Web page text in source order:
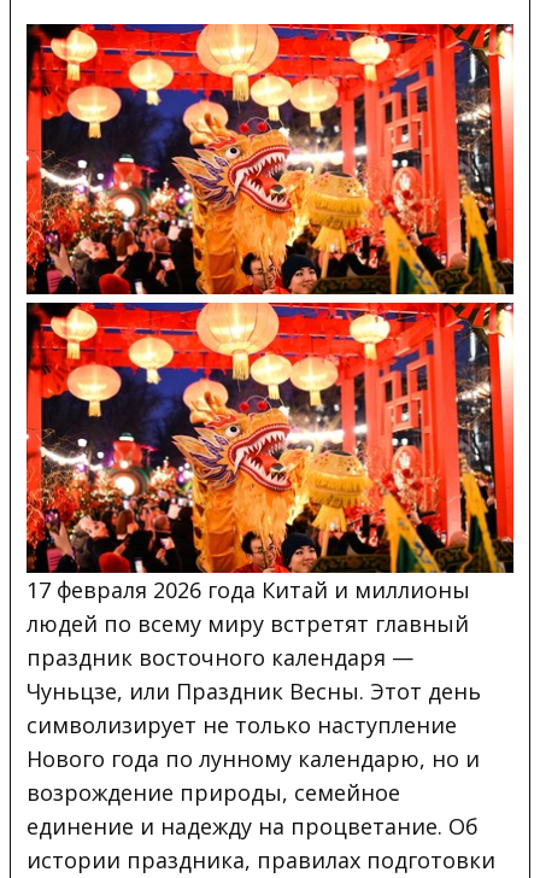
17 февраля 2026 года Китай и миллионы
людей по всему миру встретят главный
праздник восточного календаря —
Чуньцзе, или Праздник Весны. Этот день
символизирует не только наступление
Нового года по лунному календарю, но и
возрождение природы, семейное
единение и надежду на процветание. Об
истории праздника, правилах подготовки